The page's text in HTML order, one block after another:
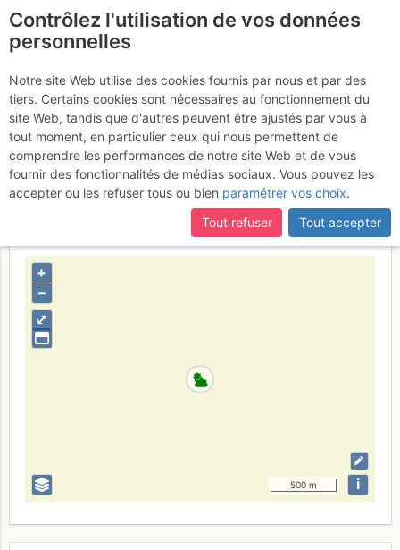
Vallée d'Ailefroide -
Première Pointe de Palavar
: Little Palavar
Vendredi 14 juillet
2017
Hautes-Alpes Écrins
⤢
+
–
500 m i
Contrôlez l'utilisation de vos données
personnelles
Notre site Web utilise des cookies fournis par nous et par des
tiers. Certains cookies sont nécessaires au fonctionnement du
site Web, tandis que d'autres peuvent être ajustés par vous à
tout moment, en particulier ceux qui nous permettent de
comprendre les performances de notre site Web et de vous
fournir des fonctionnalités de médias sociaux. Vous pouvez les
accepter ou les refuser tous ou bien paramétrer vos choix.
Tout refuser
Tout accepter